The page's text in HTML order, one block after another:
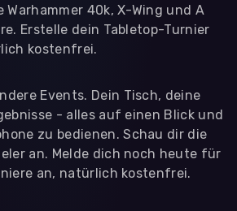
Warhammer 40k, X-Wing und A
Erstelle dein Tabletop-Turnier
kostenfrei.
Events. Dein Tisch, deine
- alles auf einen Blick und
zu bedienen. Schau dir die
an. Melde dich noch heute für
an, natürlich kostenfrei.